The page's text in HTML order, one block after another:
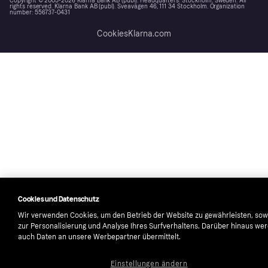
rights reserved. Klarna Bank AB (publ). Sveavägen 46, 111 34 Stockholm. Organization
number: 556737-0431
CookiesKlarna.com
Cookies und Datenschutz
Wir verwenden Cookies, um den Betrieb der Website zu gewährleisten,
zur Personalisierung und Analyse Ihres Surfverhaltens. Darüber hinaus
auch Daten an unsere Werbepartner übermittelt.
Einstellungen ändern